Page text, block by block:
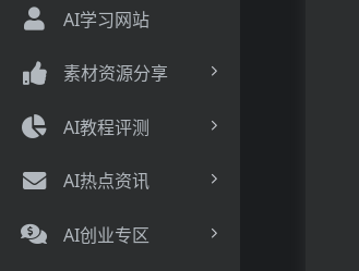
AI学习网站
素材资源分享
AI教程评测
AI热点资讯
AI创业专区